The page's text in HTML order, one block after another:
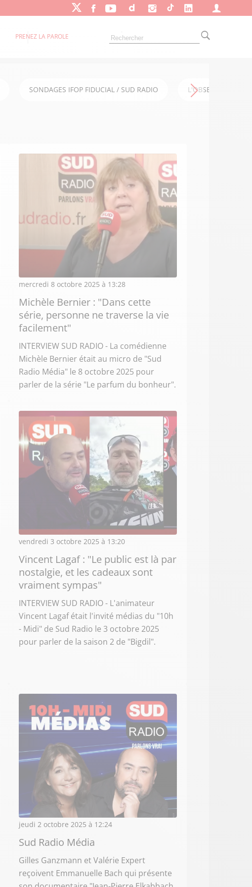
PRENEZ LA PAROLE
SONDAGES IFOP FIDUCIAL / SUD RADIO L'OBSERVATOIRE
mercredi 8 octobre 2025 à 13:28
Michèle Bernier : "Dans cette
série, personne ne traverse la vie
facilement"
INTERVIEW SUD RADIO - La comédienne
Michèle Bernier était au micro de "Sud
Radio Média" le 8 octobre 2025 pour
parler de la série "Le parfum du bonheur".
vendredi 3 octobre 2025 à 13:20
Vincent Lagaf : "Le public est là par
nostalgie, et les cadeaux sont
vraiment sympas"
INTERVIEW SUD RADIO - L'animateur
Vincent Lagaf était l'invité médias du "10h
- Midi" de Sud Radio le 3 octobre 2025
pour parler de la saison 2 de "Bigdil".
jeudi 2 octobre 2025 à 12:24
Sud Radio Média
Gilles Ganzmann et Valérie Expert
reçoivent Emmanuelle Bach qui présente